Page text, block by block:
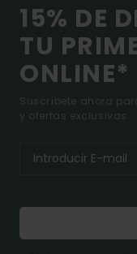
15% DE
TU
ONLINE*
Suscríbete ahora
y ofertas exclusivas.